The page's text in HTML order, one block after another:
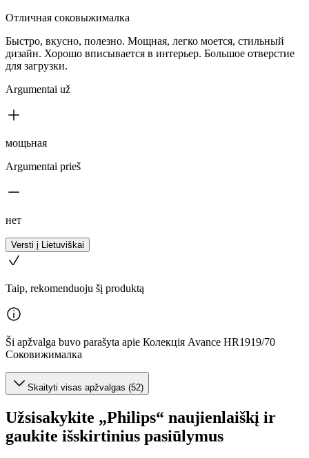
Отличная соковыжималка
Быстро, вкусно, полезно. Мощная, легко моется, стильный
дизайн. Хорошо вписывается в интерьер. Большое отверстие
для загрузки.
Argumentai už
мощьная
Argumentai prieš
нет
Versti į Lietuviškai
Taip, rekomenduoju šį produktą
Ši apžvalga buvo parašyta apie Колекція Avance HR1919/70
Соковижималка
Skaityti visas apžvalgas (52)
Užsisakykite „Philips“ naujienlaiškį ir
gaukite išskirtinius pasiūlymus